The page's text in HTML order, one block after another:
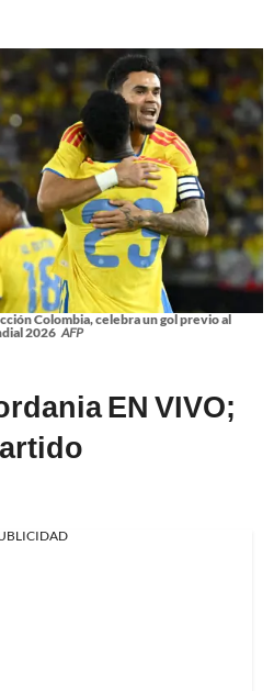
Colombia, celebra un gol previo al
2026 AFP
EN VIVO;